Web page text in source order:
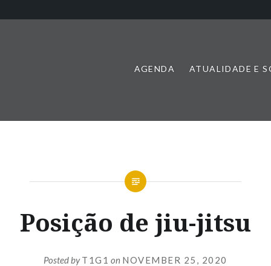
AGENDA ATUALIDADE E
Posição de jiu-jitsu
Posted byT1G1 on NOVEMBER 25, 2020